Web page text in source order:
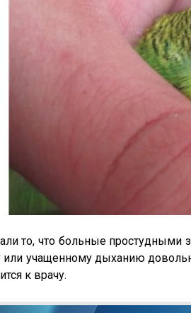
то, что больные
учащенному дыханию
к врачу.